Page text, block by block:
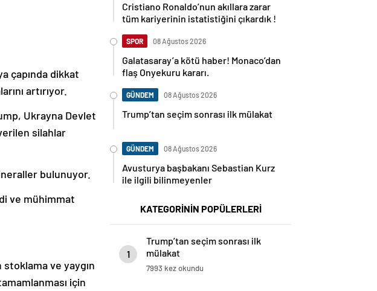
çapında dikkat
artırıyor.
Ukrayna Devlet
silahlar
bulunuyor.
ve mühimmat
ve yaygın
için
Cristiano Ronaldo’nun akıllara zarar
tüm kariyerinin istatistiğini çıkardık !
SPOR 08 Ağustos 2026
Galatasaray’a kötü haber! Monaco’dan
flaş Onyekuru kararı.
GÜNDEM 08 Ağustos 2026
Trump’tan seçim sonrası ilk mülakat
GÜNDEM 08 Ağustos 2026
Avusturya başbakanı Sebastian Kurz
ile ilgili bilinmeyenler
KATEGORİNİN POPÜLERLERİ
1
Trump’tan seçim sonrası ilk
mülakat
7993 kez okundu